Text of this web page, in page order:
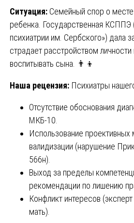
Ситуация: Семейный спор о месте
ребенка. Государственная
психиатрии им. Сербского») дала
страдает расстройством
воспитывать сына. 👨‍👦
Наша рецензия: Психиатры
Отсутствие обоснования
МКБ-10.
Использование проективных
валидизации (нарушение
566н).
Выход за пределы
рекомендации по лишению
Конфликт интересов
мать).